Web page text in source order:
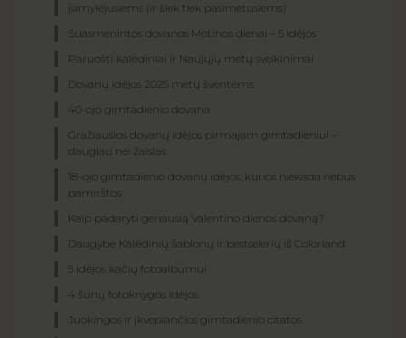
įsimylėjusiems (ir šiek tiek pasimetusiems)
Suasmenintos dovanos Motinos dienai – 5 idėjos
Paruošti kalėdiniai ir Naujųjų metų sveikinimai
Dovanų idėjos 2025 metų šventėms
40-ojo gimtadienio dovana
Gražiausios dovanų idėjos pirmajam gimtadieniui –
daugiau nei žaislas
18-ojo gimtadienio dovanų idėjos, kurios niekada nebus
pamirštos
Kaip padaryti geriausią Valentino dienos dovaną?
Daugybė Kalėdinių šablonų ir bestselerių iš Colorland
5 idėjos kačių fotoalbumui
4 šunų fotoknygos idėjos
Juokingos ir įkvepiančios gimtadienio citatos